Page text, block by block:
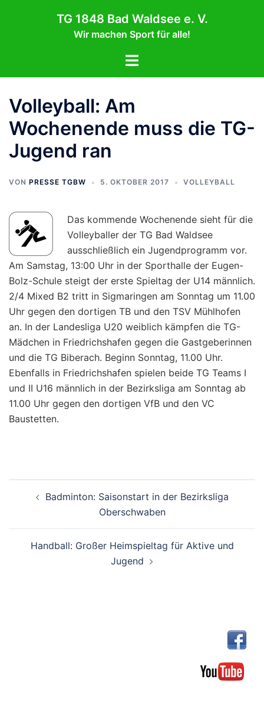
TG 1848 Bad Waldsee e. V.
Wir machen Sport für alle!
Menü
Volleyball: Am
Wochenende muss die TG-
Jugend ran
VON PRESSE TGBW 5. OKTOBER 2017 VOLLEYBALL
Das kommende Wochenende sieht für die
Volleyballer der TG Bad Waldsee
ausschließlich ein Jugendprogramm vor.
Am Samstag, 13:00 Uhr in der Sporthalle der Eugen-
Bolz-Schule steigt der erste Spieltag der U14 männlich.
2/4 Mixed B2 tritt in Sigmaringen am Sonntag um 11.00
Uhr gegen den dortigen TB und den TSV Mühlhofen
an. In der Landesliga U20 weiblich kämpfen die TG-
Mädchen in Friedrichshafen gegen die Gastgeberinnen
und die TG Biberach. Beginn Sonntag, 11.00 Uhr.
Ebenfalls in Friedrichshafen spielen beide TG Teams I
und II U16 männlich in der Bezirksliga am Sonntag ab
11.00 Uhr gegen den dortigen VfB und den VC
Baustetten.
Badminton: Saisonstart in der Bezirksliga
Oberschwaben
Handball: Großer Heimspieltag für Aktive und
Jugend